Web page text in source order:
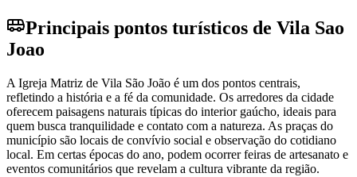
Principais pontos turísticos de Vila Sao
Joao
A Igreja Matriz de Vila São João é um dos pontos centrais,
refletindo a história e a fé da comunidade. Os arredores da cidade
oferecem paisagens naturais típicas do interior gaúcho, ideais para
quem busca tranquilidade e contato com a natureza. As praças do
município são locais de convívio social e observação do cotidiano
local. Em certas épocas do ano, podem ocorrer feiras de artesanato e
eventos comunitários que revelam a cultura vibrante da região.